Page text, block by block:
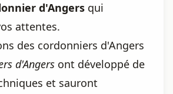
d'Angers qui
attentes.
des cordonniers d'Angers
d'Angers ont développé de
et sauront